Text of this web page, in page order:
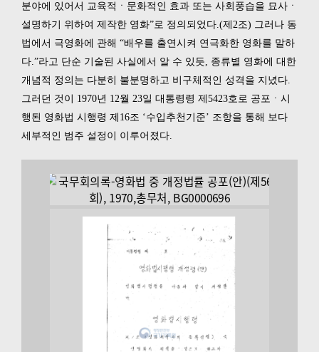
분야에 있어서 교육적ㆍ문화적인 효과 또는 사회풍습을 묘사ㆍ
설명하기 위하여 제작한 영화”로 정의되었다.(제2조) 그러나 동
법에서 극영화에 관해 “배우를 출연시켜 연극화한 영화를 말하
다.”라고 단순 기술된 사실에서 알 수 있듯, 종류별 영화에 대한
개념적 정의는 다분히 불분명하고 비구체적인 성격을 지녔다.
그러던 것이 1970년 12월 23일 대통령령 제5423호로 공포ㆍ시
행된 영화법 시행령 제16조 ‘수입추천기준’ 조항을 통해 보다
세부적인 범주 설정이 이루어졌다.